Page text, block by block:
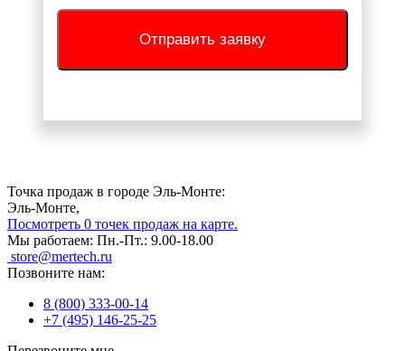
Отправить заявку
Точка продаж в городе Эль-Монте:
Эль-Монте,
Посмотреть 0 точек продаж на карте.
Мы работаем: Пн.-Пт.: 9.00-18.00
store@mertech.ru
Позвоните нам:
8 (800) 333-00-14
+7 (495) 146-25-25